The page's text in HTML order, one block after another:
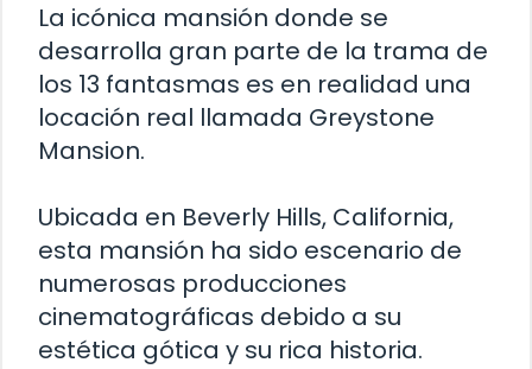
La icónica mansión donde se
desarrolla gran parte de la trama de
los 13 fantasmas es en realidad una
locación real llamada Greystone
Mansion.
Ubicada en Beverly Hills, California,
esta mansión ha sido escenario de
numerosas producciones
cinematográficas debido a su
estética gótica y su rica historia.